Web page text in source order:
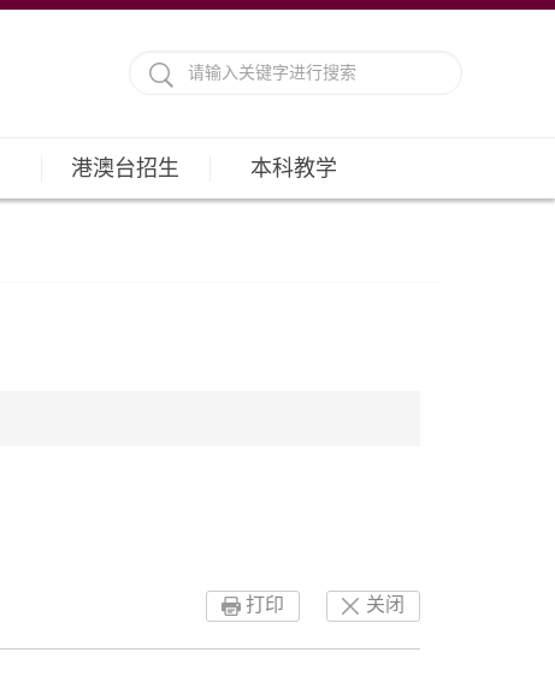
港澳台招生 本科教学
关闭
打印